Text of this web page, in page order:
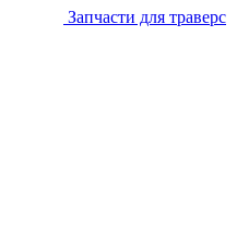
Запчасти для траверс